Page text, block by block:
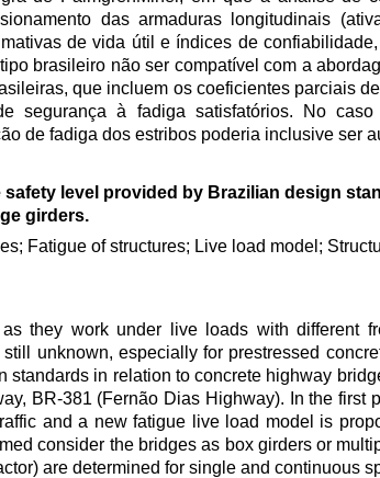
das armaduras longitudinais
de vida útil e índices de
brasileiro não ser compatível com a
que incluem os coeficientes parciais
segurança à fadiga satisfatórios. No
de fadiga dos estribos poderia inclusive ser
level provided by Brazilian design
girders.
Fatigue of structures; Live load model;
they work under live loads with different
unknown, especially for prestressed
in relation to concrete highway
BR-381 (Fernão Dias Highway). In the first
and a new fatigue live load model is
consider the bridges as box girders or
are determined for single and continuous